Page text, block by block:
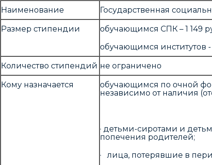
Наименование Государственная
Размер стипендии
обучающимся СПК – 1 149
обучающимся институтов -
Количество стипендий не ограничено
Кому назначается
обучающимся по очной
независимо от наличия
· детьми-сиротами и
попечения родителей;
· лица, потерявшие в